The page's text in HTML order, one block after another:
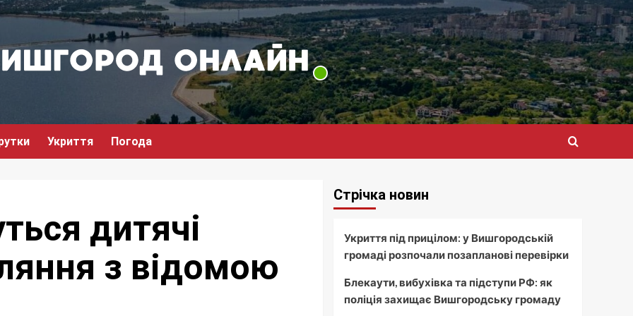
Укриття Погода
дитячі
з відомою
Стрічка новин
Укриття під прицілом: у Вишгородській
громаді розпочали позапланові перевірки
Блекаути, вибухівка та підступи РФ: як
поліція захищає Вишгородську громаду